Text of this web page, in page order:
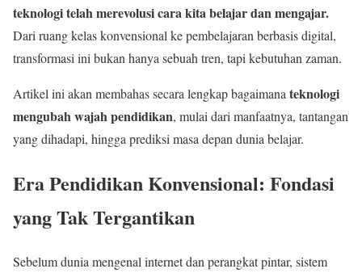
teknologi telah merevolusi cara kita belajar dan mengajar.
Dari ruang kelas konvensional ke pembelajaran berbasis digital,
transformasi ini bukan hanya sebuah tren, tapi kebutuhan zaman.
Artikel ini akan membahas secara lengkap bagaimana teknologi
mengubah wajah pendidikan, mulai dari manfaatnya, tantangan
yang dihadapi, hingga prediksi masa depan dunia belajar.
Era Pendidikan Konvensional: Fondasi
yang Tak Tergantikan
Sebelum dunia mengenal internet dan perangkat pintar, sistem